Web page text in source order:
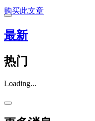
购买此文章
最新
热门
Loading...